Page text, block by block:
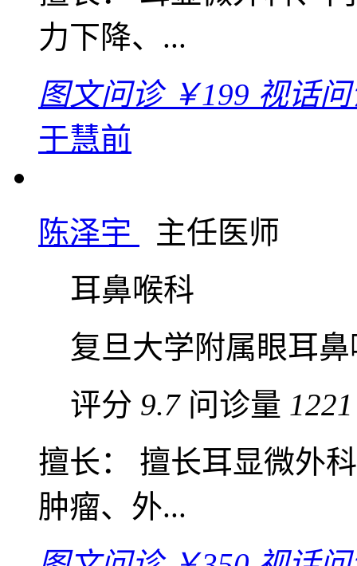
力下降、...
图文问诊 ￥199 视话
于慧前
陈泽宇
主任医师
耳鼻喉科
复旦大学附属眼耳
评分 9.7 问诊量 1221
擅长： 擅长耳显微外
肿瘤、外...